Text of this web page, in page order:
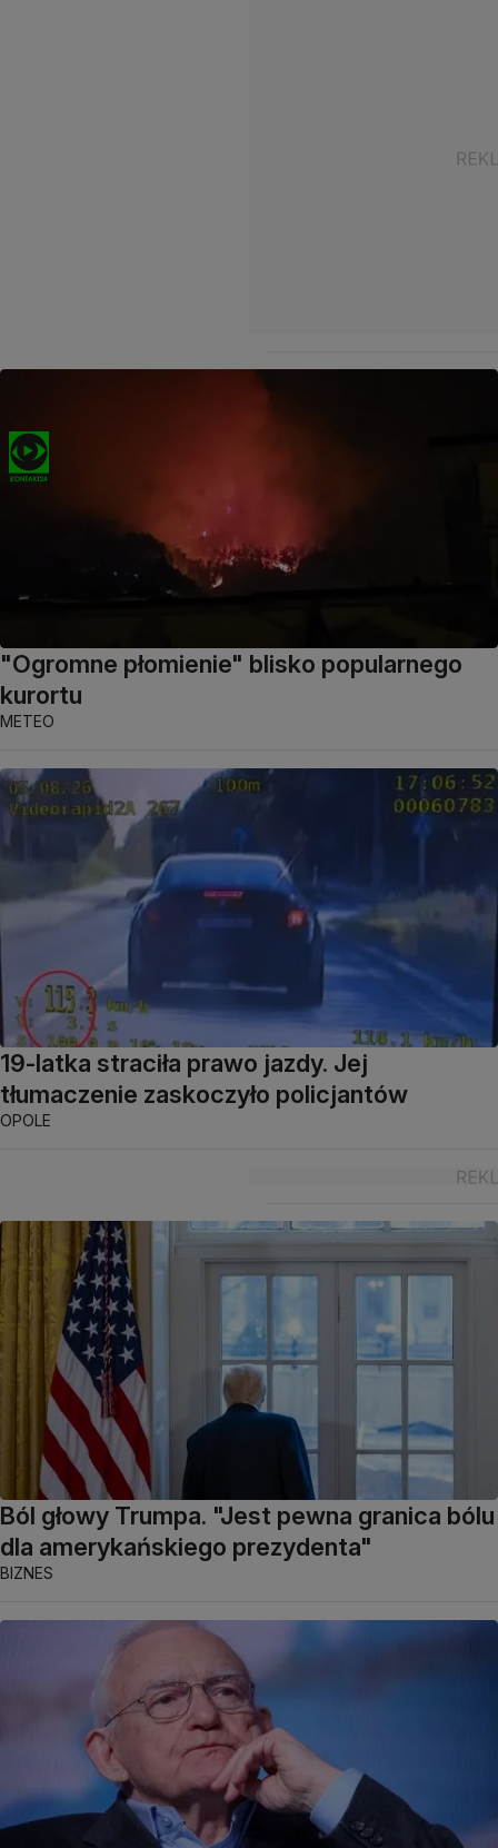
"Ogromne płomienie" blisko popularnego
kurortu
METEO
19-latka straciła prawo jazdy. Jej
tłumaczenie zaskoczyło policjantów
OPOLE
Ból głowy Trumpa. "Jest pewna granica bólu
dla amerykańskiego prezydenta"
BIZNES